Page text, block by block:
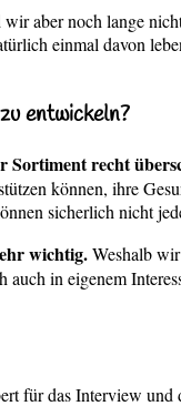
aber noch lange
einmal davon
entwickeln?
Sortiment recht
können, ihre
sicherlich nicht
wichtig.Weshalb
in eigenem
für das Interview